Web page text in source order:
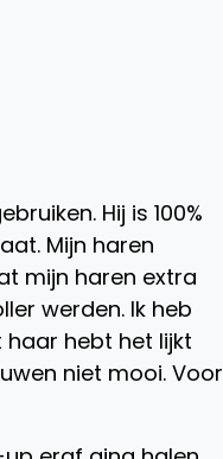
Hij is 100%
Mijn haren
mijn haren extra
werden. Ik heb
haar hebt het lijkt
niet mooi. Voor